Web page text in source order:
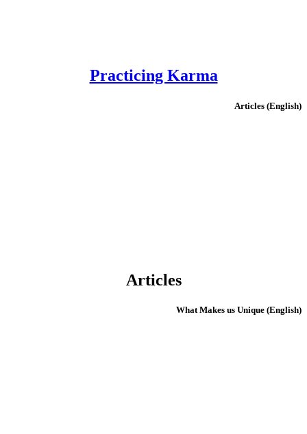
Practicing Karma
(English) Articles
Articles
(English) What Makes us Unique